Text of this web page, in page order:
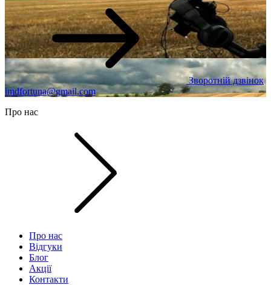
Зворотній дзвінок
imdfortuna@gmail.com
Про нас
Про нас
Відгуки
Блог
Акції
Контакти